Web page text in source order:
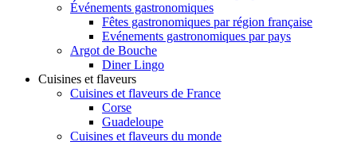
Événements gastronomiques
Fêtes gastronomiques par région française
Evénements gastronomiques par pays
Argot de Bouche
Diner Lingo
Cuisines et flaveurs
Cuisines et flaveurs de France
Corse
Guadeloupe
Cuisines et flaveurs du monde